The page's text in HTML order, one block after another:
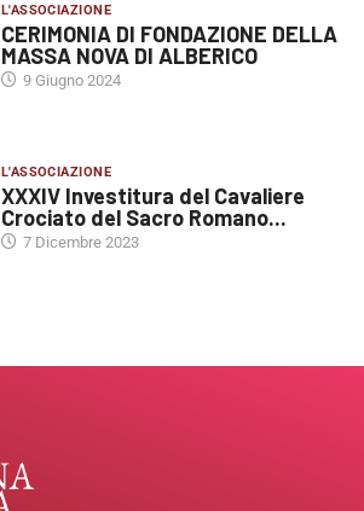
L'ASSOCIAZIONE
CERIMONIA DI FONDAZIONE DELLA
MASSA NOVA DI ALBERICO
9 Giugno 2024
L'ASSOCIAZIONE
XXXIV Investitura del Cavaliere
Crociato del Sacro Romano...
7 Dicembre 2023